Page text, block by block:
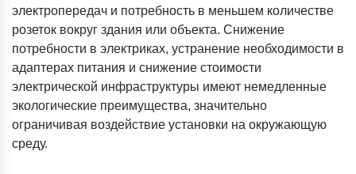
электропередач и потребность в меньшем количестве
розеток вокруг здания или объекта. Снижение
потребности в электриках, устранение необходимости в
адаптерах питания и снижение стоимости
электрической инфраструктуры имеют немедленные
экологические преимущества, значительно
ограничивая воздействие установки на окружающую
среду.